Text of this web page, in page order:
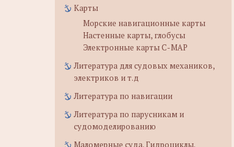
Карты
Морские навигационные карты
Настенные карты, глобусы
Электронные карты C-MAP
Литература для судовых механиков,
электриков и т.д
Литература по навигации
Литература по парусникам и
судомоделированию
Маломерные суда. Гидроциклы.